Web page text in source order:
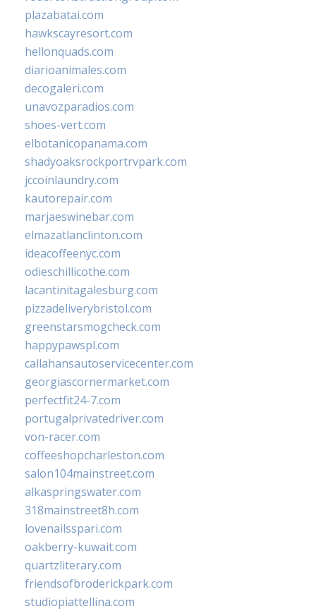
plazabatai.com
hawkscayresort.com
hellonquads.com
diarioanimales.com
decogaleri.com
unavozparadios.com
shoes-vert.com
elbotanicopanama.com
shadyoaksrockportrvpark.com
jccoinlaundry.com
kautorepair.com
marjaeswinebar.com
elmazatlanclinton.com
ideacoffeenyc.com
odieschillicothe.com
lacantinitagalesburg.com
pizzadeliverybristol.com
greenstarsmogcheck.com
happypawspl.com
callahansautoservicecenter.com
georgiascornermarket.com
perfectfit24-7.com
portugalprivatedriver.com
von-racer.com
coffeeshopcharleston.com
salon104mainstreet.com
alkaspringswater.com
318mainstreet8h.com
lovenailsspari.com
oakberry-kuwait.com
quartzliterary.com
friendsofbroderickpark.com
studiopiattellina.com